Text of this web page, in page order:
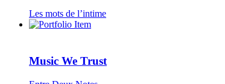
Les mots de l’intime
Music We Trust